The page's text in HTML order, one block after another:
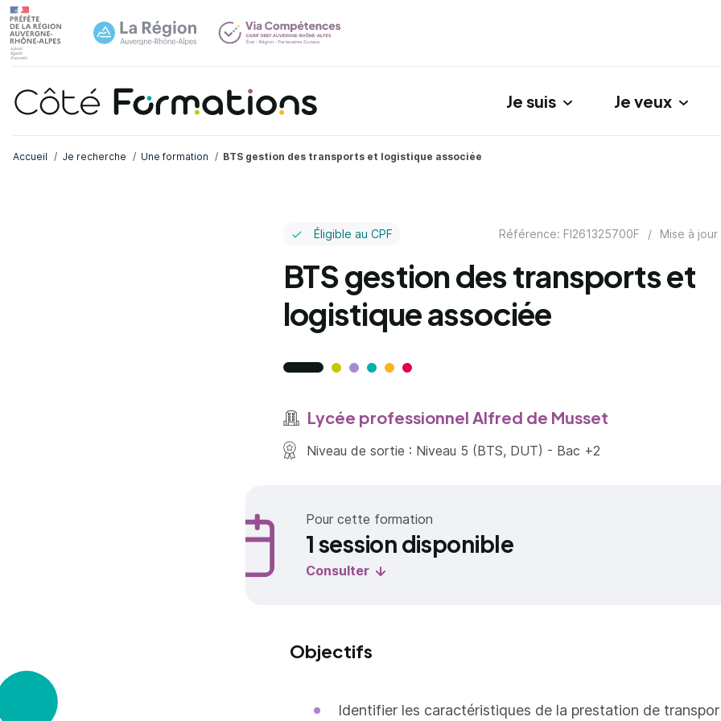
Je suis Je veux
Accueil Je recherche Une formation BTS gestion des transports et logistique associée
Éligible au CPF Référence: FI261325700F / Mise à
BTS gestion des transports et
logistique associée
Lycée professionnel Alfred de Musset
Niveau de sortie : Niveau 5 (BTS, DUT) - Bac +2
Pour cette formation
1 session disponible
Consulter
Objectifs
Identifier les caractéristiques de la prestation de